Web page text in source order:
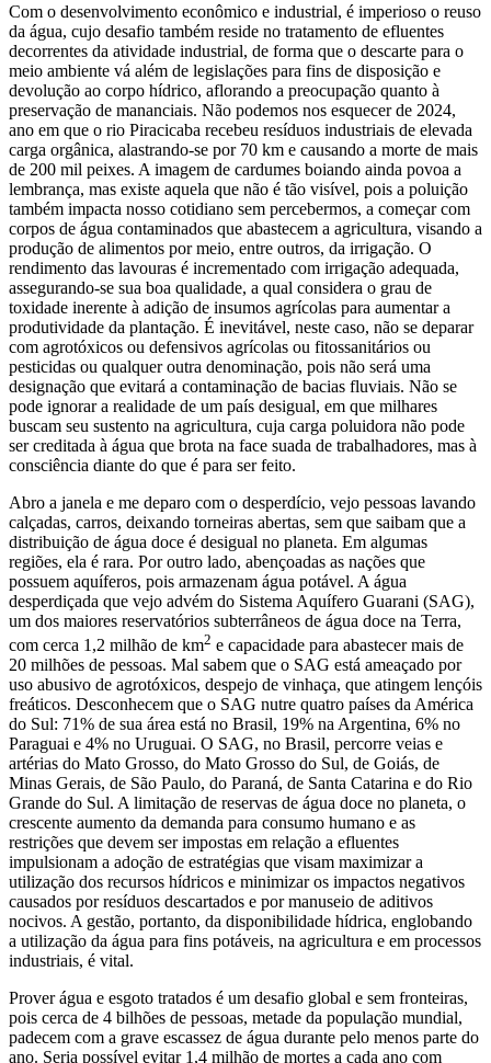
Com o desenvolvimento econômico e industrial, é imperioso o reuso
da água, cujo desafio também reside no tratamento de efluentes
decorrentes da atividade industrial, de forma que o descarte para o
meio ambiente vá além de legislações para fins de disposição e
devolução ao corpo hídrico, aflorando a preocupação quanto à
preservação de mananciais. Não podemos nos esquecer de 2024,
ano em que o rio Piracicaba recebeu resíduos industriais de elevada
carga orgânica, alastrando-se por 70 km e causando a morte de mais
de 200 mil peixes. A imagem de cardumes boiando ainda povoa a
lembrança, mas existe aquela que não é tão visível, pois a poluição
também impacta nosso cotidiano sem percebermos, a começar com
corpos de água contaminados que abastecem a agricultura, visando a
produção de alimentos por meio, entre outros, da irrigação. O
rendimento das lavouras é incrementado com irrigação adequada,
assegurando-se sua boa qualidade, a qual considera o grau de
toxidade inerente à adição de insumos agrícolas para aumentar a
produtividade da plantação. É inevitável, neste caso, não se deparar
com agrotóxicos ou defensivos agrícolas ou fitossanitários ou
pesticidas ou qualquer outra denominação, pois não será uma
designação que evitará a contaminação de bacias fluviais. Não se
pode ignorar a realidade de um país desigual, em que milhares
buscam seu sustento na agricultura, cuja carga poluidora não pode
ser creditada à água que brota na face suada de trabalhadores, mas à
consciência diante do que é para ser feito.
Abro a janela e me deparo com o desperdício, vejo pessoas lavando
calçadas, carros, deixando torneiras abertas, sem que saibam que a
distribuição de água doce é desigual no planeta. Em algumas
regiões, ela é rara. Por outro lado, abençoadas as nações que
possuem aquíferos, pois armazenam água potável. A água
desperdiçada que vejo advém do Sistema Aquífero Guarani (SAG),
um dos maiores reservatórios subterrâneos de água doce na Terra,
com cerca 1,2 milhão de km2 e capacidade para abastecer mais de
20 milhões de pessoas. Mal sabem que o SAG está ameaçado por
uso abusivo de agrotóxicos, despejo de vinhaça, que atingem lençóis
freáticos. Desconhecem que o SAG nutre quatro países da América
do Sul: 71% de sua área está no Brasil, 19% na Argentina, 6% no
Paraguai e 4% no Uruguai. O SAG, no Brasil, percorre veias e
artérias do Mato Grosso, do Mato Grosso do Sul, de Goiás, de
Minas Gerais, de São Paulo, do Paraná, de Santa Catarina e do Rio
Grande do Sul. A limitação de reservas de água doce no planeta, o
crescente aumento da demanda para consumo humano e as
restrições que devem ser impostas em relação a efluentes
impulsionam a adoção de estratégias que visam maximizar a
utilização dos recursos hídricos e minimizar os impactos negativos
causados por resíduos descartados e por manuseio de aditivos
nocivos. A gestão, portanto, da disponibilidade hídrica, englobando
a utilização da água para fins potáveis, na agricultura e em processos
industriais, é vital.
Prover água e esgoto tratados é um desafio global e sem fronteiras,
pois cerca de 4 bilhões de pessoas, metade da população mundial,
padecem com a grave escassez de água durante pelo menos parte do
ano. Seria possível evitar 1,4 milhão de mortes a cada ano com